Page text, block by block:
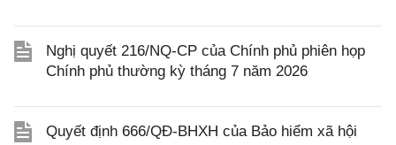
Nghị quyết 216/NQ-CP của Chính phủ phiên họp
Chính phủ thường kỳ tháng 7 năm 2026
Quyết định 666/QĐ-BHXH của Bảo hiểm xã hội